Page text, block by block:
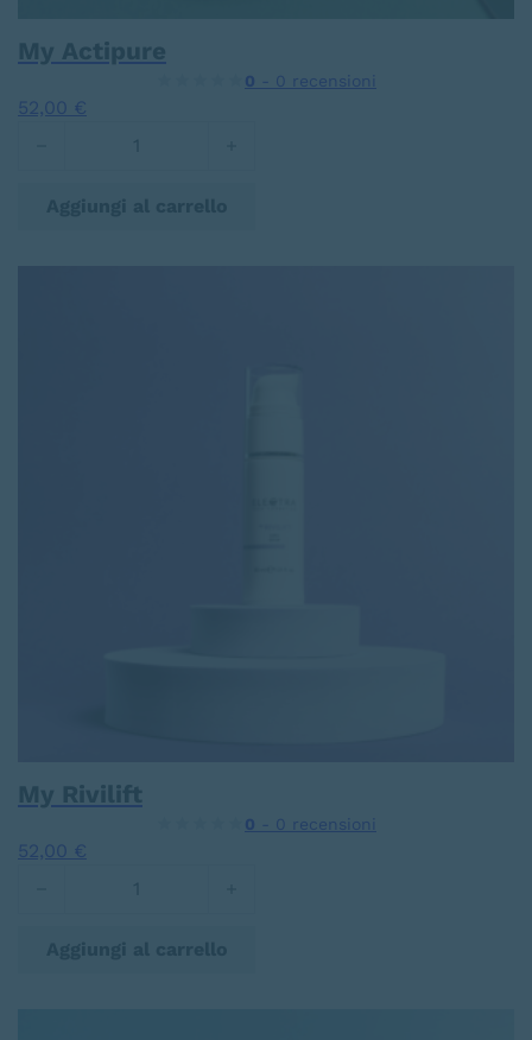
My Actipure
0 - 0 recensioni
52,00 €
My Rivilift
0 - 0 recensioni
52,00 €